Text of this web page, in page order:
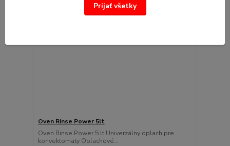
Oven Rinse Power 5lt
Oven Rinse Power 5 lt Univerzálny oplach pre
konvektomaty Oplachové...
Prijať všetky